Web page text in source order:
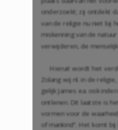
onderzoekt; zij ontdekt
van de religie nu niet bij
miskenning van de
verwijderen, de
Hieruit wordt het
Zolang wij nl. in de
gelijk James ea. ook
ontlenen. Dit laatste is
vormen voor de
of mankind”. Het komt